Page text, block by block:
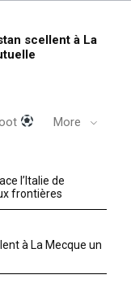
scellent à La
More
l’Italie de
frontières
à La Mecque un